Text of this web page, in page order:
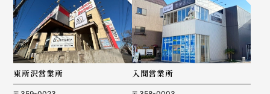
東所沢営業所 入間営業所